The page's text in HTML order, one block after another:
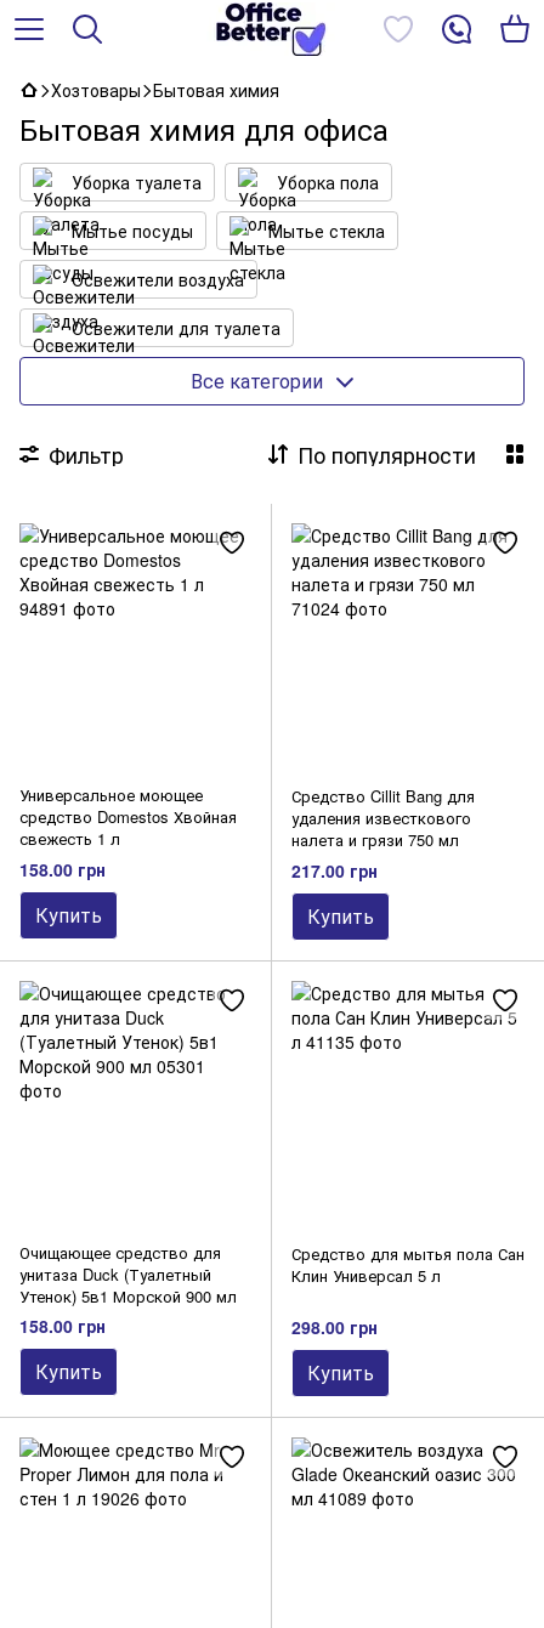
Хозтовары Бытовая химия
Бытовая химия для офиса
Уборка туалета
Уборка пола
Мытье посуды
Мытье стекла
Освежители воздуха
Освежители для туалета
Универсальная химия
Средства для ванны и сантехники
Средства для духовок и плит
Для посудомоечных машин
Все категории
Фильтр По популярности
Универсальное моющее
средство Domestos Хвойная
свежесть 1 л
158.00 грн
Купить
Средство Cillit Bang для
удаления известкового
налета и грязи 750 мл
217.00 грн
Купить
Очищающее средство для
унитаза Duck (Туалетный
Утенок) 5в1 Морской 900 мл
158.00 грн
Купить
Средство для мытья пола Сан
Клин Универсал 5 л
298.00 грн
Купить